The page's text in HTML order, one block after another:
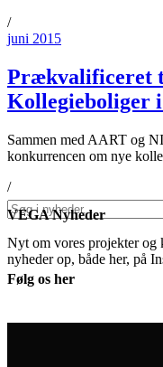
/
juni 2015
Prækvalificeret
Kollegieboliger
Sammen med AART og
konkurrencen om nye
/
Søg
VEGA Nyheder
Nyt om vores projekter
nyheder op, både her, på
Følg os her